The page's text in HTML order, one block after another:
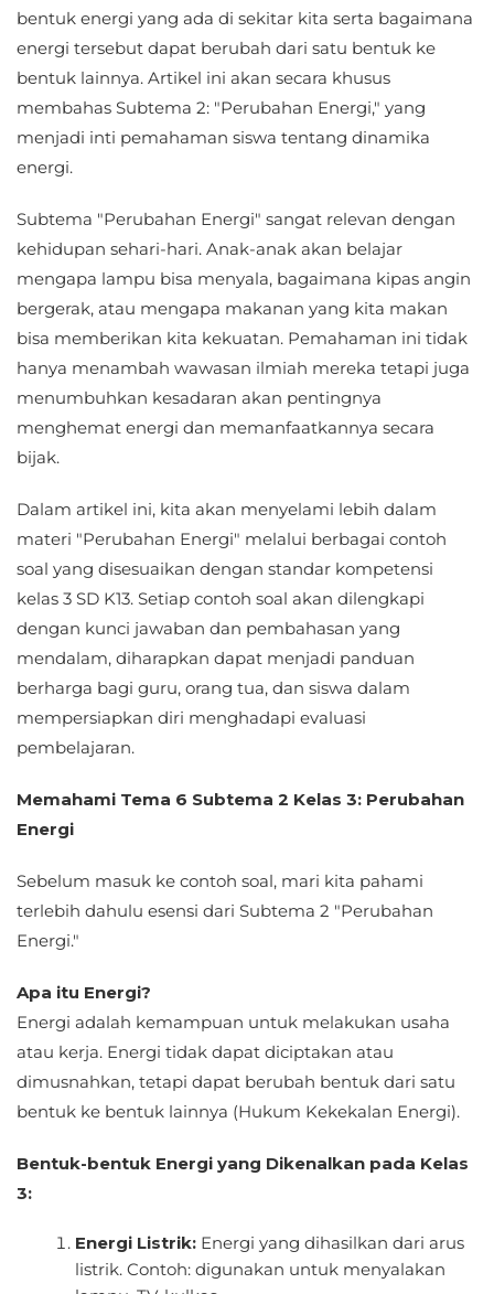
bentuk energi yang ada di sekitar kita serta bagaimana
energi tersebut dapat berubah dari satu bentuk ke
bentuk lainnya. Artikel ini akan secara khusus
membahas Subtema 2: "Perubahan Energi," yang
menjadi inti pemahaman siswa tentang dinamika
energi.
Subtema "Perubahan Energi" sangat relevan dengan
kehidupan sehari-hari. Anak-anak akan belajar
mengapa lampu bisa menyala, bagaimana kipas angin
bergerak, atau mengapa makanan yang kita makan
bisa memberikan kita kekuatan. Pemahaman ini tidak
hanya menambah wawasan ilmiah mereka tetapi juga
menumbuhkan kesadaran akan pentingnya
menghemat energi dan memanfaatkannya secara
bijak.
Dalam artikel ini, kita akan menyelami lebih dalam
materi "Perubahan Energi" melalui berbagai contoh
soal yang disesuaikan dengan standar kompetensi
kelas 3 SD K13. Setiap contoh soal akan dilengkapi
dengan kunci jawaban dan pembahasan yang
mendalam, diharapkan dapat menjadi panduan
berharga bagi guru, orang tua, dan siswa dalam
mempersiapkan diri menghadapi evaluasi
pembelajaran.
Memahami Tema 6 Subtema 2 Kelas 3: Perubahan
Energi
Sebelum masuk ke contoh soal, mari kita pahami
terlebih dahulu esensi dari Subtema 2 "Perubahan
Energi."
Apa itu Energi?
Energi adalah kemampuan untuk melakukan usaha
atau kerja. Energi tidak dapat diciptakan atau
dimusnahkan, tetapi dapat berubah bentuk dari satu
bentuk ke bentuk lainnya (Hukum Kekekalan Energi).
Bentuk-bentuk Energi yang Dikenalkan pada Kelas
3:
Energi Listrik: Energi yang dihasilkan dari arus
listrik. Contoh: digunakan untuk menyalakan